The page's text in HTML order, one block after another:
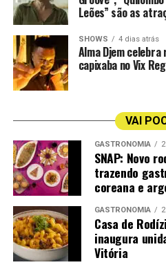
Agenda Musical da Semana
Quando:
30 de julho a 02 de
Programação:
Quinta-feira: Cais Jacarandá
Sexta-feira: Vila na Voz (Voz e
Sábado: Anginha Buaiz e
19h
Domingo: Pelissari | 16h
Local:Área Gastronômica da
(Antigo Hotel Canto do Sol,
Vitória)
Acesso:Gratuito para o
lazer. Os ingressos para o
arquitetura e decoração
oficialappcasacor.com.br
Leões” são as
SHOWS 4 dias atrás
Alma Djem
capixaba no Vix
VAI
GASTRONOMIA
SNAP: Novo
trazendo
coreana e
GASTRONOMIA
Casa de
inaugura
Vitória